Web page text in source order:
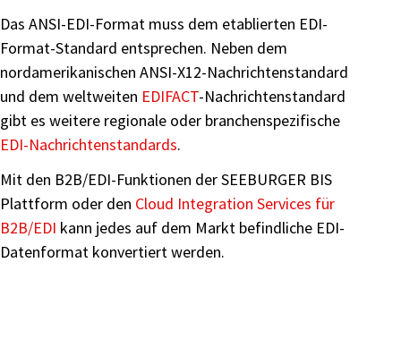
Das ANSI-EDI-Format muss dem etablierten EDI-
Format-Standard entsprechen. Neben dem
nordamerikanischen ANSI-X12-Nachrichtenstandard
und dem weltweiten EDIFACT-Nachrichtenstandard
gibt es weitere regionale oder branchenspezifische
EDI-Nachrichtenstandards.
Mit den B2B/EDI-Funktionen der SEEBURGER BIS
Plattform oder den Cloud Integration Services für
B2B/EDI kann jedes auf dem Markt befindliche EDI-
Datenformat konvertiert werden.